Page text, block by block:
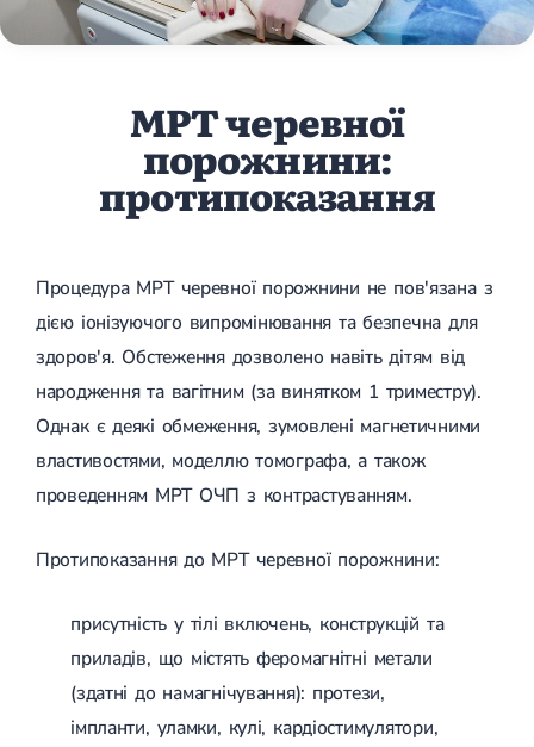
МРТ черевної
порожнини:
протипоказання
Процедура МРТ черевної порожнини не пов'язана з
дією іонізуючого випромінювання та безпечна для
здоров'я. Обстеження дозволено навіть дітям від
народження та вагітним (за винятком 1 триместру).
Однак є деякі обмеження, зумовлені магнетичними
властивостями, моделлю томографа, а також
проведенням МРТ ОЧП з контрастуванням.
Протипоказання до МРТ черевної порожнини:
присутність у тілі включень, конструкцій та
приладів, що містять феромагнітні метали
(здатні до намагнічування): протези,
імпланти, уламки, кулі, кардіостимулятори,